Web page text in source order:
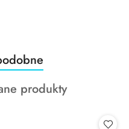
produkty